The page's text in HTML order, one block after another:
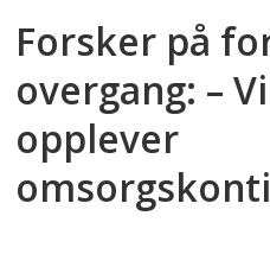
Forsker på
overgang: –
opplever